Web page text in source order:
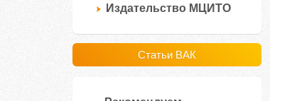
Издательство МЦИТО
Статьи ВАК